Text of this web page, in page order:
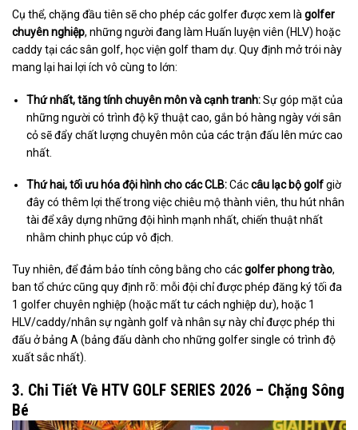
Cụ thể, chặng đầu tiên sẽ cho phép các golfer được xem làgolfer
chuyên nghiệp, những người đang làm Huấn luyện viên (HLV) hoặc
caddy tại các sân golf, học viện golf tham dự. Quy định mở trói này
mang lại hai lợi ích vô cùng to lớn:
Thứ nhất, tăng tính chuyên môn và cạnh tranh:Sự góp mặt của
những người có trình độ kỹ thuật cao, gắn bó hàng ngày với sân
cỏ sẽ đẩy chất lượng chuyên môn của các trận đấu lên mức cao
nhất.
Thứ hai, tối ưu hóa đội hình cho các CLB:Cáccâu lạc bộ golfgiờ
đây có thêm lợi thế trong việc chiêu mộ thành viên, thu hút nhân
tài để xây dựng những đội hình mạnh nhất, chiến thuật nhất
nhằm chinh phục cúp vô địch.
Tuy nhiên, để đảm bảo tính công bằng cho cácgolfer phong trào,
ban tổ chức cũng quy định rõ: mỗi đội chỉ được phép đăng ký tối đa
1 golfer chuyên nghiệp (hoặc mất tư cách nghiệp dư), hoặc 1
HLV/caddy/nhân sự ngành golf và nhân sự này chỉ được phép thi
đấu ở bảng A (bảng đấu dành cho những golfer single có trình độ
xuất sắc nhất).
3. Chi Tiết Về HTV GOLF SERIES 2026 – Chặng Sông
Bé